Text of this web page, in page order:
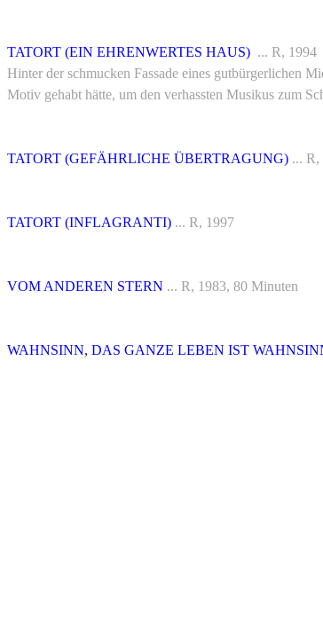
TATORT (EIN EHRENWERTES HAUS) ... R, 1994
Hinter der schmucken Fassade eines gutbürgerlichen
Motiv gehabt hätte, um den verhassten Musikus zum
TATORT (GEFÄHRLICHE ÜBERTRAGUNG) ... R,
TATORT (INFLAGRANTI) ... R, 1997
VOM ANDEREN STERN ... R, 1983, 80 Minuten
WAHNSINN, DAS GANZE LEBEN IST